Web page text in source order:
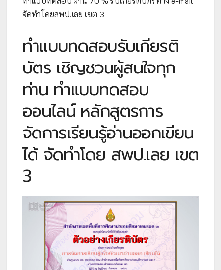
จัดทำโดยสพป.เลย เขต 3
ทำแบบทดสอบรับเกียรติ
บัตร เชิญชวนผู้สนใจทุก
ท่าน ทำแบบทดสอบ
ออนไลน์ หลักสูตรการ
จัดการเรียนรู้อ่านออกเขียน
ได้ จัดทำโดย สพป.เลย เขต
3